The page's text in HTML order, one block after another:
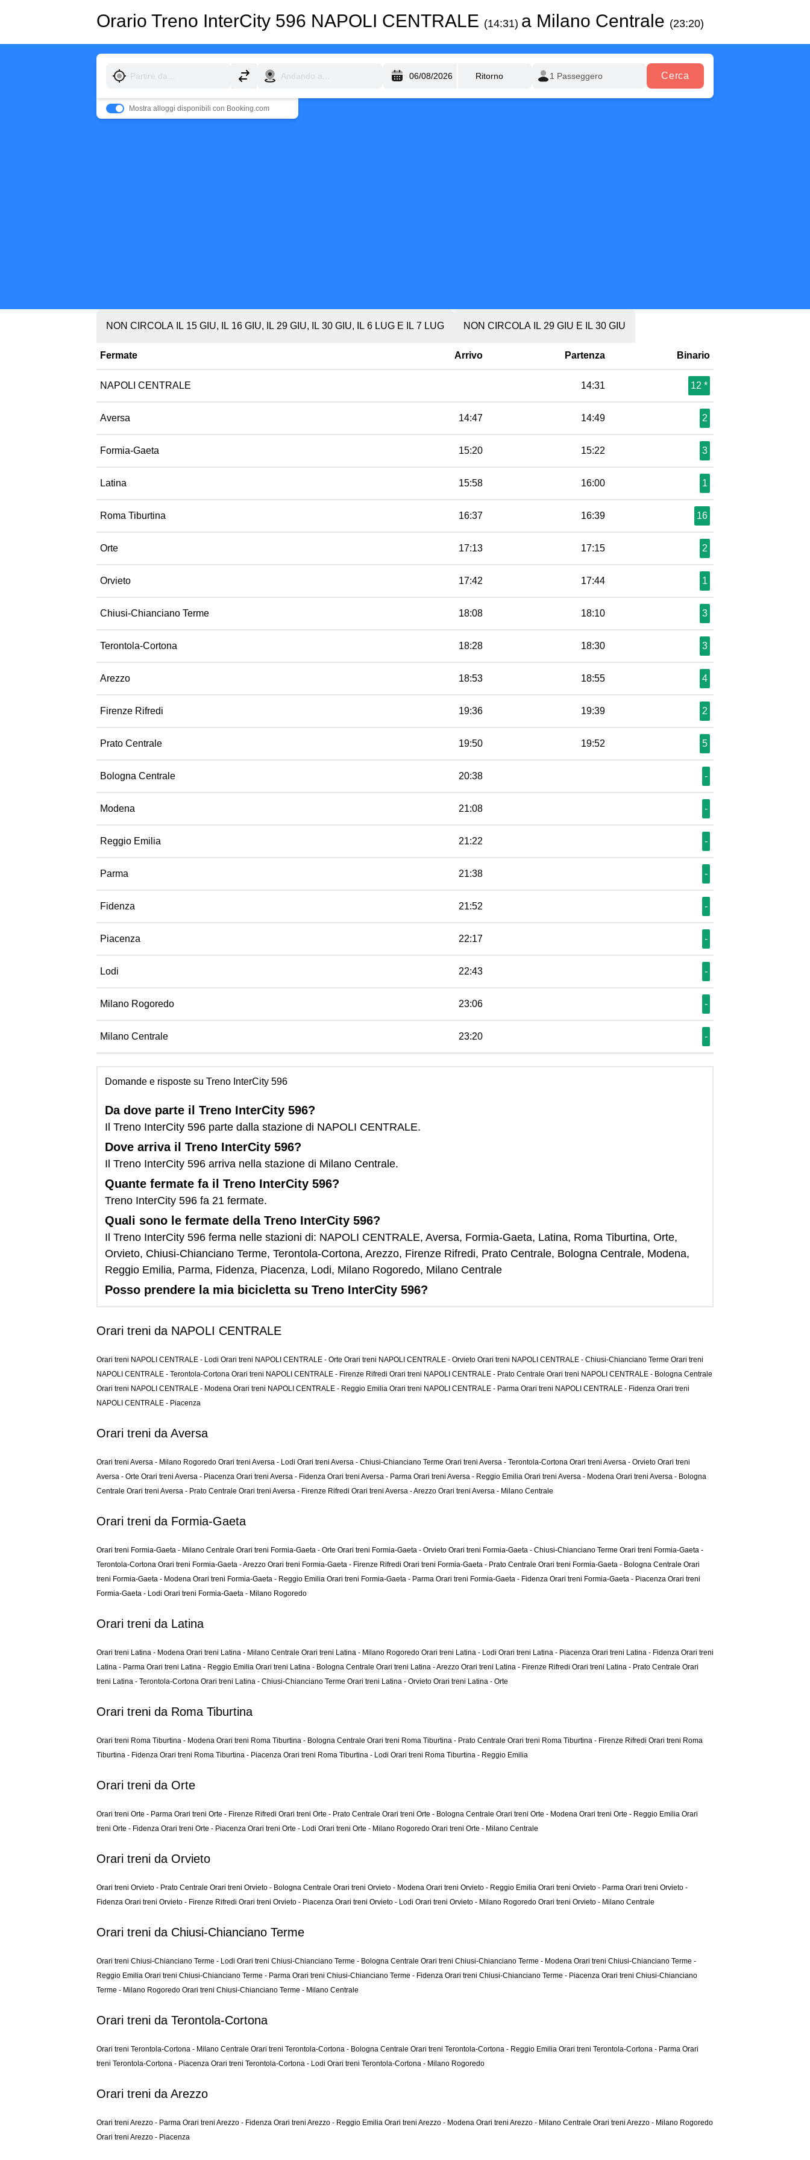
Orario Treno InterCity 596 NAPOLI CENTRALE (14:31) a Milano Centrale (23:20)
Cerca
Mostra alloggi disponibili con Booking.com
NON CIRCOLA IL 15 GIU, IL 16 GIU, IL 29 GIU, IL 30 GIU, IL 6 LUG E IL 7 LUG NON CIRCOLA IL 29 GIU E IL 30 GIU
Fermate Arrivo Partenza Binario
NAPOLI CENTRALE 14:31 12 *
Aversa 14:47 14:49 2
Formia-Gaeta 15:20 15:22 3
Latina 15:58 16:00 1
Roma Tiburtina 16:37 16:39 16
Orte 17:13 17:15 2
Orvieto 17:42 17:44 1
Chiusi-Chianciano Terme 18:08 18:10 3
Terontola-Cortona 18:28 18:30 3
Arezzo 18:53 18:55 4
Firenze Rifredi 19:36 19:39 2
Prato Centrale 19:50 19:52 5
Bologna Centrale 20:38 -
Modena 21:08 -
Reggio Emilia 21:22 -
Parma 21:38 -
Fidenza 21:52 -
Piacenza 22:17 -
Lodi 22:43 -
Milano Rogoredo 23:06 -
Milano Centrale 23:20 -
Domande e risposte su Treno InterCity 596
Da dove parte il Treno InterCity 596?
Il Treno InterCity 596 parte dalla stazione di NAPOLI CENTRALE.
Dove arriva il Treno InterCity 596?
Il Treno InterCity 596 arriva nella stazione di Milano Centrale.
Quante fermate fa il Treno InterCity 596?
Treno InterCity 596 fa 21 fermate.
Quali sono le fermate della Treno InterCity 596?
Il Treno InterCity 596 ferma nelle stazioni di: NAPOLI CENTRALE, Aversa, Formia-Gaeta, Latina, Roma Tiburtina, Orte,
Orvieto, Chiusi-Chianciano Terme, Terontola-Cortona, Arezzo, Firenze Rifredi, Prato Centrale, Bologna Centrale, Modena,
Reggio Emilia, Parma, Fidenza, Piacenza, Lodi, Milano Rogoredo, Milano Centrale
Posso prendere la mia bicicletta su Treno InterCity 596?
Orari treni da NAPOLI CENTRALE
Orari treni NAPOLI CENTRALE - Lodi Orari treni NAPOLI CENTRALE - Orte Orari treni NAPOLI CENTRALE - Orvieto Orari treni NAPOLI CENTRALE - Chiusi-Chianciano Terme Orari treni
NAPOLI CENTRALE - Terontola-Cortona Orari treni NAPOLI CENTRALE - Firenze Rifredi Orari treni NAPOLI CENTRALE - Prato Centrale Orari treni NAPOLI CENTRALE - Bologna Centrale
Orari treni NAPOLI CENTRALE - Modena Orari treni NAPOLI CENTRALE - Reggio Emilia Orari treni NAPOLI CENTRALE - Parma Orari treni NAPOLI CENTRALE - Fidenza Orari treni
NAPOLI CENTRALE - Piacenza
Orari treni da Aversa
Orari treni Aversa - Milano Rogoredo Orari treni Aversa - Lodi Orari treni Aversa - Chiusi-Chianciano Terme Orari treni Aversa - Terontola-Cortona Orari treni Aversa - Orvieto Orari treni
Aversa - Orte Orari treni Aversa - Piacenza Orari treni Aversa - Fidenza Orari treni Aversa - Parma Orari treni Aversa - Reggio Emilia Orari treni Aversa - Modena Orari treni Aversa - Bologna
Centrale Orari treni Aversa - Prato Centrale Orari treni Aversa - Firenze Rifredi Orari treni Aversa - Arezzo Orari treni Aversa - Milano Centrale
Orari treni da Formia-Gaeta
Orari treni Formia-Gaeta - Milano Centrale Orari treni Formia-Gaeta - Orte Orari treni Formia-Gaeta - Orvieto Orari treni Formia-Gaeta - Chiusi-Chianciano Terme Orari treni Formia-Gaeta -
Terontola-Cortona Orari treni Formia-Gaeta - Arezzo Orari treni Formia-Gaeta - Firenze Rifredi Orari treni Formia-Gaeta - Prato Centrale Orari treni Formia-Gaeta - Bologna Centrale Orari
treni Formia-Gaeta - Modena Orari treni Formia-Gaeta - Reggio Emilia Orari treni Formia-Gaeta - Parma Orari treni Formia-Gaeta - Fidenza Orari treni Formia-Gaeta - Piacenza Orari treni
Formia-Gaeta - Lodi Orari treni Formia-Gaeta - Milano Rogoredo
Orari treni da Latina
Orari treni Latina - Modena Orari treni Latina - Milano Centrale Orari treni Latina - Milano Rogoredo Orari treni Latina - Lodi Orari treni Latina - Piacenza Orari treni Latina - Fidenza Orari treni
Latina - Parma Orari treni Latina - Reggio Emilia Orari treni Latina - Bologna Centrale Orari treni Latina - Arezzo Orari treni Latina - Firenze Rifredi Orari treni Latina - Prato Centrale Orari
treni Latina - Terontola-Cortona Orari treni Latina - Chiusi-Chianciano Terme Orari treni Latina - Orvieto Orari treni Latina - Orte
Orari treni da Roma Tiburtina
Orari treni Roma Tiburtina - Modena Orari treni Roma Tiburtina - Bologna Centrale Orari treni Roma Tiburtina - Prato Centrale Orari treni Roma Tiburtina - Firenze Rifredi Orari treni Roma
Tiburtina - Fidenza Orari treni Roma Tiburtina - Piacenza Orari treni Roma Tiburtina - Lodi Orari treni Roma Tiburtina - Reggio Emilia
Orari treni da Orte
Orari treni Orte - Parma Orari treni Orte - Firenze Rifredi Orari treni Orte - Prato Centrale Orari treni Orte - Bologna Centrale Orari treni Orte - Modena Orari treni Orte - Reggio Emilia Orari
treni Orte - Fidenza Orari treni Orte - Piacenza Orari treni Orte - Lodi Orari treni Orte - Milano Rogoredo Orari treni Orte - Milano Centrale
Orari treni da Orvieto
Orari treni Orvieto - Prato Centrale Orari treni Orvieto - Bologna Centrale Orari treni Orvieto - Modena Orari treni Orvieto - Reggio Emilia Orari treni Orvieto - Parma Orari treni Orvieto -
Fidenza Orari treni Orvieto - Firenze Rifredi Orari treni Orvieto - Piacenza Orari treni Orvieto - Lodi Orari treni Orvieto - Milano Rogoredo Orari treni Orvieto - Milano Centrale
Orari treni da Chiusi-Chianciano Terme
Orari treni Chiusi-Chianciano Terme - Lodi Orari treni Chiusi-Chianciano Terme - Bologna Centrale Orari treni Chiusi-Chianciano Terme - Modena Orari treni Chiusi-Chianciano Terme -
Reggio Emilia Orari treni Chiusi-Chianciano Terme - Parma Orari treni Chiusi-Chianciano Terme - Fidenza Orari treni Chiusi-Chianciano Terme - Piacenza Orari treni Chiusi-Chianciano
Terme - Milano Rogoredo Orari treni Chiusi-Chianciano Terme - Milano Centrale
Orari treni da Terontola-Cortona
Orari treni Terontola-Cortona - Milano Centrale Orari treni Terontola-Cortona - Bologna Centrale Orari treni Terontola-Cortona - Reggio Emilia Orari treni Terontola-Cortona - Parma Orari
treni Terontola-Cortona - Piacenza Orari treni Terontola-Cortona - Lodi Orari treni Terontola-Cortona - Milano Rogoredo
Orari treni da Arezzo
Orari treni Arezzo - Parma Orari treni Arezzo - Fidenza Orari treni Arezzo - Reggio Emilia Orari treni Arezzo - Modena Orari treni Arezzo - Milano Centrale Orari treni Arezzo - Milano Rogoredo
Orari treni Arezzo - Piacenza